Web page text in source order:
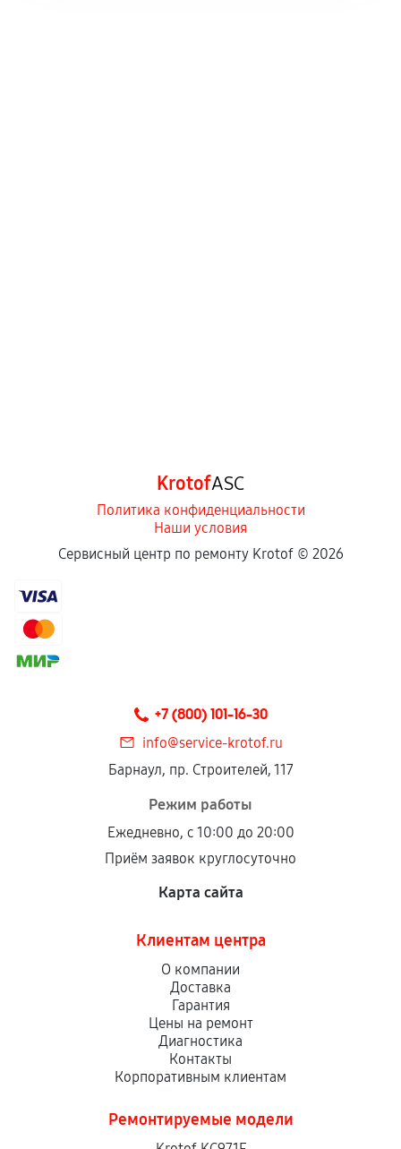
KrotofASC
Политика конфиденциальности
Наши условия
Сервисный центр по ремонту Krotof © 2026
+7 (800) 101-16-30
info@service-krotof.ru
Барнаул, пр. Строителей, 117
Режим работы
Ежедневно, с 10:00 до 20:00
Приём заявок круглосуточно
Карта сайта
Клиентам центра
О компании
Доставка
Гарантия
Цены на ремонт
Диагностика
Контакты
Корпоративным клиентам
Ремонтируемые модели